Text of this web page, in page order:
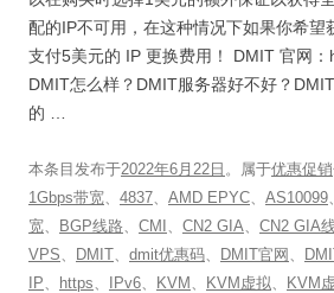
配的IP不可用，在这种情况下如果你希望
支付5美元的 IP 更换费用！ DMIT 官网
DMIT怎么样？DMIT服务器好不好？
的 …
本条目发布于2022年6月22日 。属于优惠促销
1Gbps带宽、 4837、 AMD EPYC、 AS10099、
宽、 BGP线路、 CMI 、 CN2 GIA、 CN2 GIA
VPS、 DMIT、 dmit优惠码、 DMIT官网 、
IP、 https、 IPv6、 KVM 、 KVM虚拟、 KVM